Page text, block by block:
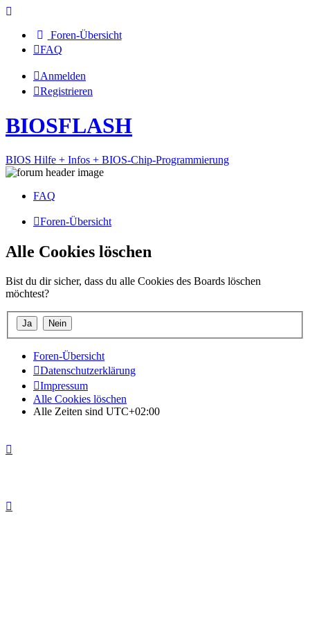
Foren-Übersicht
FAQ
Anmelden
Registrieren
BIOSFLASH
BIOS Hilfe + Infos + BIOS-Chip-Programmierung
FAQ
Foren-Übersicht
Alle Cookies löschen
Bist du dir sicher, dass du alle Cookies des Boards löschen
möchtest?
Foren-Übersicht
Datenschutzerklärung
Impressum
Alle Cookies löschen
Alle Zeiten sind UTC+02:00